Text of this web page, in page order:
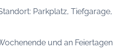
Parkplatz, Tiefgarage,
und an Feiertagen